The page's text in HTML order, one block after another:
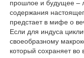
прошлое и будущее –
содержания
предстает в мифе о
Если для индуса
своеобразному
который сохраняет во